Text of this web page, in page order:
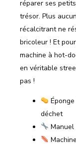
réparer ses
trésor. Plus
récalcitrant ne
bricoleur ! Et
machine à hot-
en véritable
pas !
déchet